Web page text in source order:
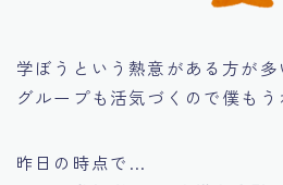
学ぼうという熱意がある方が多
グループも活気づくので僕もう
昨日の時点で…